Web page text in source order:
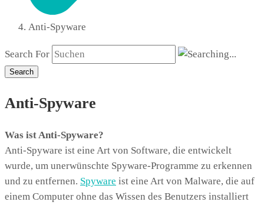
Anti-Spyware
Search For
Search
Anti-Spyware
Was ist Anti-Spyware?
Anti-Spyware ist eine Art von Software, die entwickelt
wurde, um unerwünschte Spyware-Programme zu erkennen
und zu entfernen. Spyware ist eine Art von Malware, die auf
einem Computer ohne das Wissen des Benutzers installiert